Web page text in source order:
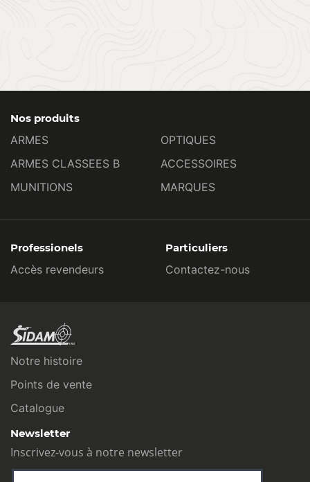
Nos produits
ARMES
ARMES CLASSEES B
MUNITIONS
OPTIQUES
ACCESSOIRES
MARQUES
Professionels
Accès revendeurs
Particuliers
Contactez-nous
Notre histoire
Points de vente
Catalogue
Newsletter
Inscrivez-vous à notre newsletter